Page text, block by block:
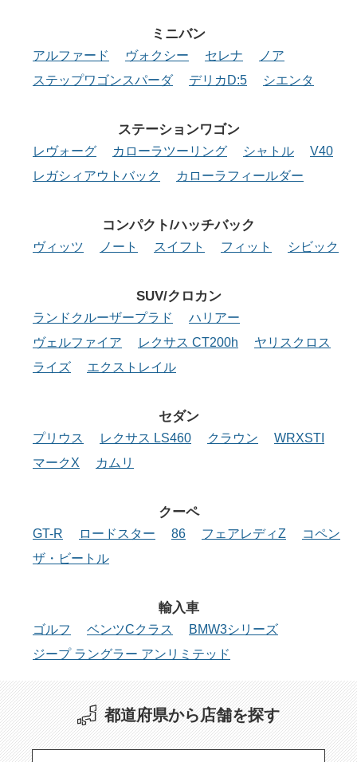
ミニバン
アルファード ヴォクシー セレナ
ノア
ステップワゴンスパーダ
デリカD:5 シエンタ
ステーションワゴン
レヴォーグ カローラツーリング シャトル
V40
レガシィアウトバック
カローラフィールダー
コンパクト/ハッチバック
ヴィッツ ノート スイフト フィット シビック
SUV/クロカン
ランドクルーザープラド
ハリアー
ヴェルファイア
レクサス CT200h
ヤリスクロス
ライズ
エクストレイル
セダン
プリウス レクサス LS460 クラウン
WRXSTI
マークX
カムリ
クーペ
GT-R ロードスター 86 フェアレディZ
コペン
ザ・ビートル
輸入車
ゴルフ ベンツCクラス
BMW3シリーズ
ジープ ラングラー アンリミテッド
都道府県から店舗を探す